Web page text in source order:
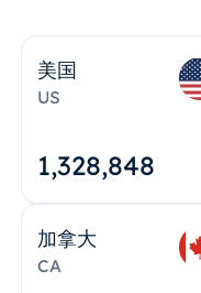
美国
US
1,328,848
加拿大
CA